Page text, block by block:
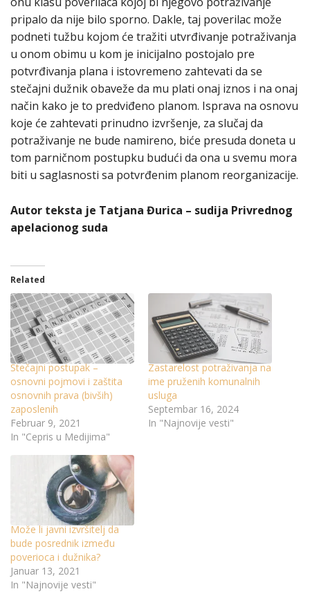
pripalo da nije bilo sporno. Dakle, taj poverilac može
podneti tužbu kojom će tražiti utvrđivanje potraživanja
u onom obimu u kom je inicijalno postojalo pre
potvrđivanja plana i istovremeno zahtevati da se
stečajni dužnik obaveže da mu plati onaj iznos i na onaj
način kako je to predviđeno planom. Isprava na osnovu
koje će zahtevati prinudno izvršenje, za slučaj da
potraživanje ne bude namireno, biće presuda doneta u
tom parničnom postupku budući da ona u svemu mora
biti u saglasnosti sa potvrđenim planom reorganizacije.
Autor teksta je Tatjana Đurica – sudija Privrednog
apelacionog suda
Related
Stečajni postupak –
osnovni pojmovi i zaštita
osnovnih prava (bivših)
zaposlenih
Februar 9, 2021
In "Cepris u Medijima"
Zastarelost potraživanja na
ime pruženih komunalnih
usluga
Septembar 16, 2024
In "Najnovije vesti"
Može li javni izvršitelj da
bude posrednik između
poverioca i dužnika?
Januar 13, 2021
In "Najnovije vesti"